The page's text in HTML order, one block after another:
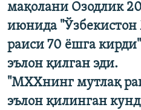
мақолани Озодлик
июнида
раиси 70 ёшга
эълон қилган эди.
"МХХнинг мутлақ
эълон қилинган